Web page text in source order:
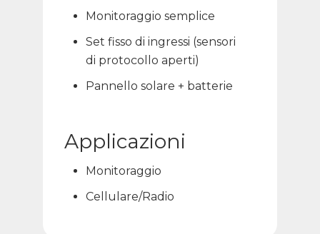
Monitoraggio semplice
Set fisso di ingressi (sensori
di protocollo aperti)
Pannello solare + batterie
Applicazioni
Monitoraggio
Cellulare/Radio